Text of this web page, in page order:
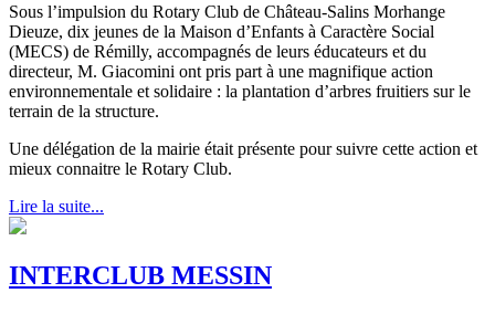
Sous l’impulsion du Rotary Club de Château-Salins Morhange
Dieuze, dix jeunes de la Maison d’Enfants à Caractère Social
(MECS) de Rémilly, accompagnés de leurs éducateurs et du
directeur, M. Giacomini ont pris part à une magnifique action
environnementale et solidaire : la plantation d’arbres fruitiers sur le
terrain de la structure.
Une délégation de la mairie était présente pour suivre cette action et
mieux connaitre le Rotary Club.
Lire la suite...
INTERCLUB MESSIN